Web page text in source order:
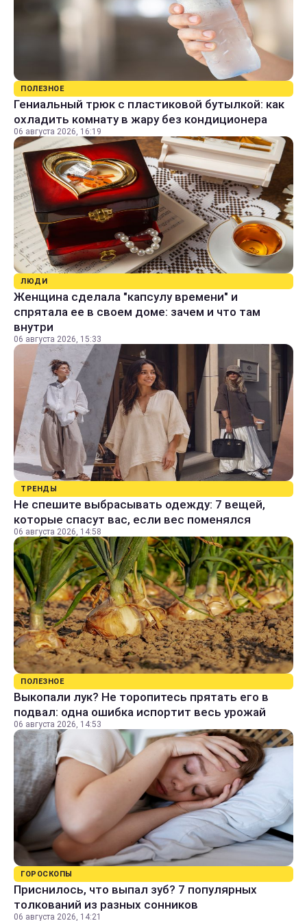
ПОЛЕЗНОЕ
Гениальный трюк с пластиковой бутылкой: как
охладить комнату в жару без кондиционера
06 августа 2026, 16:19
ЛЮДИ
Женщина сделала "капсулу времени" и
спрятала ее в своем доме: зачем и что там
внутри
06 августа 2026, 15:33
ТРЕНДЫ
Не спешите выбрасывать одежду: 7 вещей,
которые спасут вас, если вес поменялся
06 августа 2026, 14:58
ПОЛЕЗНОЕ
Выкопали лук? Не торопитесь прятать его в
подвал: одна ошибка испортит весь урожай
06 августа 2026, 14:53
ГОРОСКОПЫ
Приснилось, что выпал зуб? 7 популярных
толкований из разных сонников
06 августа 2026, 14:21